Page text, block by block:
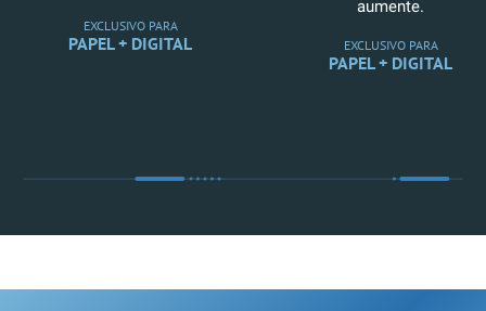
EXCLUSIVO PARA
PAPEL + DIGITAL
aumente.
EXCLUSIVO PARA
PAPEL + DIGITAL